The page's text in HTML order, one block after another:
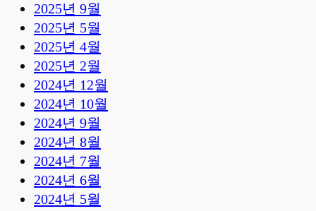
2025년 9월
2025년 5월
2025년 4월
2025년 2월
2024년 12월
2024년 10월
2024년 9월
2024년 8월
2024년 7월
2024년 6월
2024년 5월